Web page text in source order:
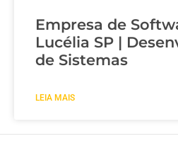
Empresa de
Lucélia SP |
de Sistemas
LEIA MAIS